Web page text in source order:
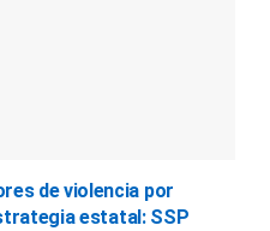
de violencia por
estatal: SSP